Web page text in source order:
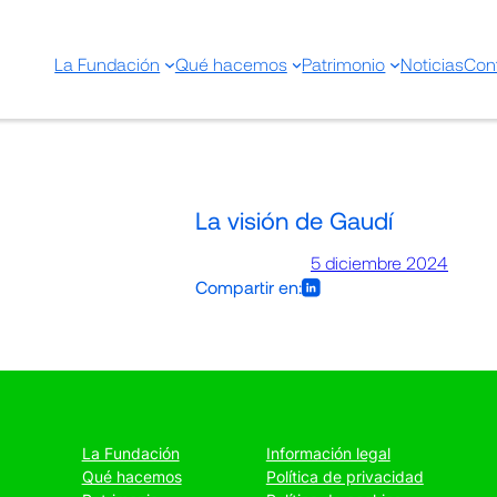
La Fundación Qué hacemos Patrimonio Noticias
La visión de Gaudí
5 diciembre 2024
Compartir en:
La Fundación
Qué hacemos
Información legal
Política de privacidad